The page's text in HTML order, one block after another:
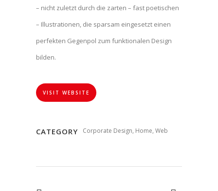
– nicht zuletzt durch die zarten – fast poetischen
– Illustrationen, die sparsam eingesetzt einen
perfekten Gegenpol zum funktionalen Design
bilden.
VISIT WEBSITE
CATEGORY Corporate Design, Home, Web